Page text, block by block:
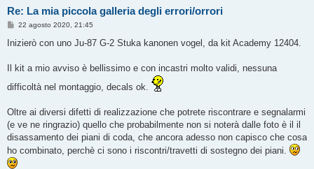
Re: La mia piccola galleria degli errori/orrori
M
s
g
i
o
22 agosto 2020, 21:45
Inizierò con uno Ju-87 G-2 Stuka kanonen vogel, da kit Academy 12404.
Il kit a mio avviso è bellissimo e con incastri molto validi, nessuna
difficoltà nel montaggio, decals ok.
Oltre ai diversi difetti di realizzazione che potrete riscontrare e segnalarmi
(e ve ne ringrazio) quello che probabilmente non si noterà dalle foto è il il
disassamento dei piani di coda, che ancora adesso non capisco che cosa
ho combinato, perchè ci sono i riscontri/travetti di sostegno dei piani.